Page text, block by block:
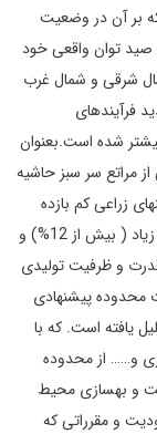
بر آن در وضعیت
توان واقعی خود
شرقی و شمال غرب
فرآیندهای
شده است.بعنوان
مراتع سر سبز حاشیه
زراعی کم بازده
تبدیل کرده اند.این زمینهای در حال حاضر بعلت شیب زیاد ( بیش از 12%) و
و ظرفیت تولیدی
محدوده پیشنهادی
58 هزار هکتار تقلیل یافته است. که با
و…… از محدوده
طبق ماده 4 قانون حفاظت و بهسازی محیط
و محدودیت و مقرراتی که